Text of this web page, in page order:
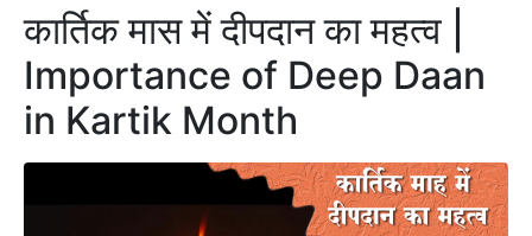
कार्तिक मास में दीपदान का महत्व |
Importance of Deep Daan
in Kartik Month